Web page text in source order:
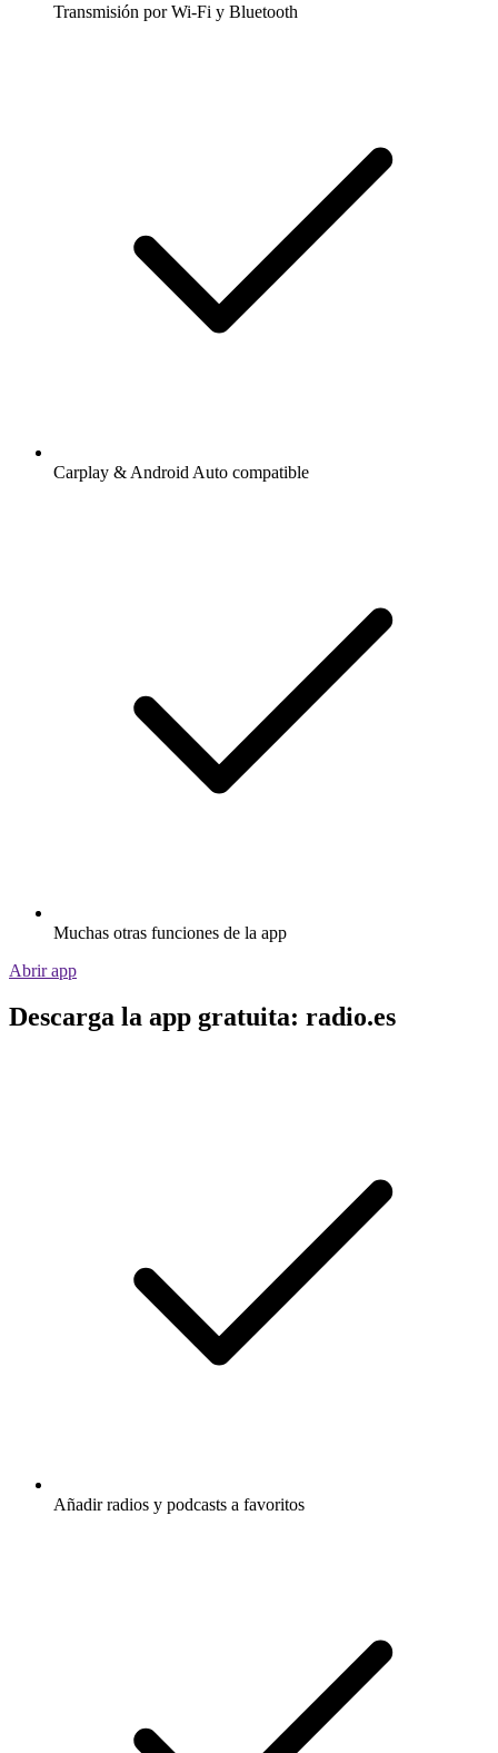
Transmisión por Wi-Fi y Bluetooth
Carplay & Android Auto compatible
Muchas otras funciones de la app
Abrir app
Descarga la app gratuita: radio.es
Añadir radios y podcasts a favoritos